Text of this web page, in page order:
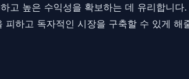
높은 수익성을 확보하는 데 유리합니다
하고 독자적인 시장을 구축할 수 있게 해